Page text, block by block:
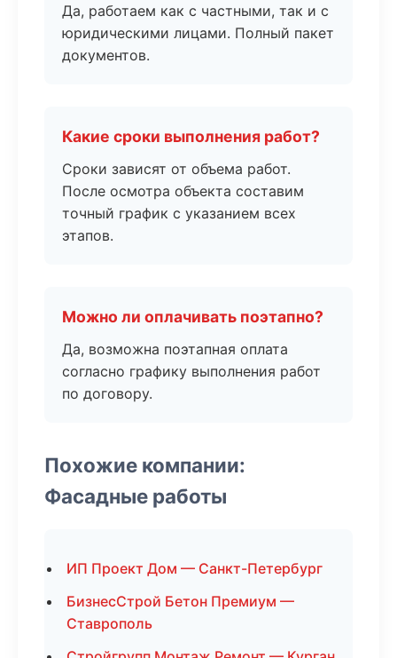
Да, работаем как с частными, так и с
юридическими лицами. Полный пакет
документов.
Какие сроки выполнения работ?
Сроки зависят от объема работ.
После осмотра объекта составим
точный график с указанием всех
этапов.
Можно ли оплачивать поэтапно?
Да, возможна поэтапная оплата
согласно графику выполнения работ
по договору.
Похожие компании:
Фасадные работы
ИП Проект Дом — Санкт-Петербург
БизнесСтрой Бетон Премиум —
Ставрополь